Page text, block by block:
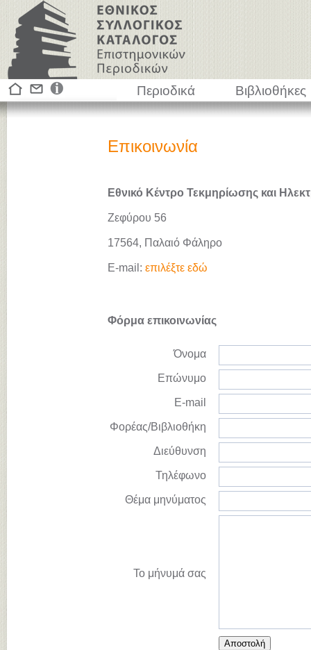
Περιοδικά Βιβλιοθήκες
Επικοινωνία
Εθνικό Κέντρο Τεκμηρίωσης και
Ζεφύρου 56
17564, Παλαιό Φάληρο
E-mail: επιλέξτε εδώ
Φόρμα επικοινωνίας
Όνομα
Επώνυμο
E-mail
Φορέας/Βιβλιοθήκη
Διεύθυνση
Τηλέφωνο
Θέμα μηνύματος
Το μήνυμά σας
Αποστολή